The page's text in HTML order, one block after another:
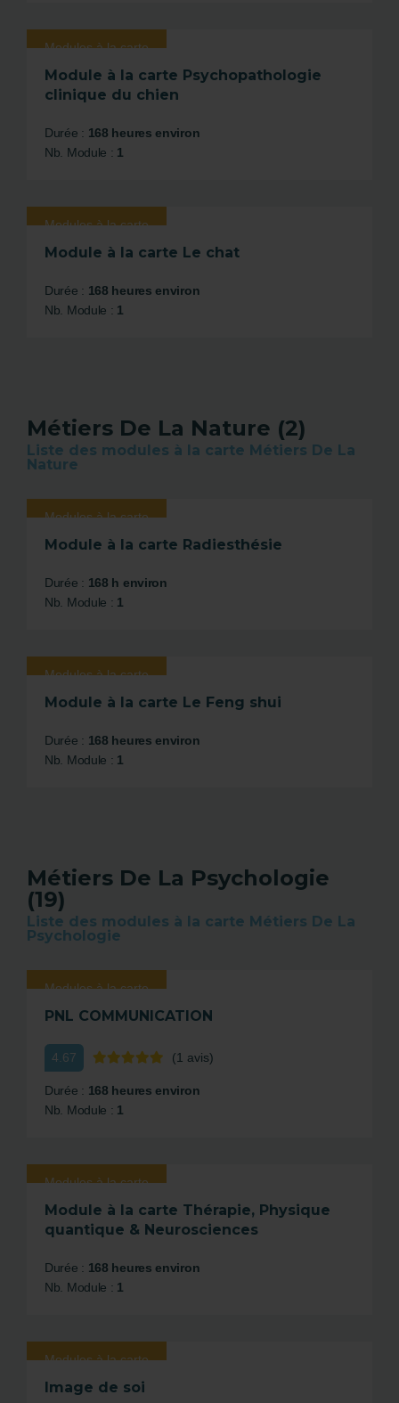
Modules à la carte
Module à la carte Psychopathologie
clinique du chien
Durée : 168 heures environ
Nb. Module : 1
Modules à la carte
Module à la carte Le chat
Durée : 168 heures environ
Nb. Module : 1
Métiers De La Nature (2)
Liste des modules à la carte Métiers De La
Nature
Modules à la carte
Module à la carte Radiesthésie
Durée : 168 h environ
Nb. Module : 1
Modules à la carte
Module à la carte Le Feng shui
Durée : 168 heures environ
Nb. Module : 1
Métiers De La Psychologie
(19)
Liste des modules à la carte Métiers De La
Psychologie
Modules à la carte
PNL COMMUNICATION
4.67 (1 avis)
Durée : 168 heures environ
Nb. Module : 1
Modules à la carte
Module à la carte Thérapie, Physique
quantique & Neurosciences
Durée : 168 heures environ
Nb. Module : 1
Modules à la carte
Image de soi